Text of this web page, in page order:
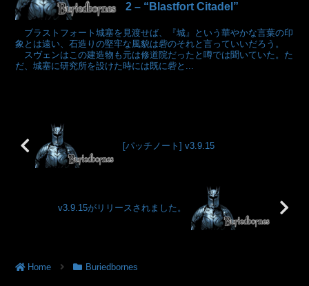
2 – “Blastfort Citadel”
ブラストフォート城塞を見渡せば、『城』という華やかな言葉の印
象とは遠い、石造りの堅牢な風貌は砦のそれと言っていいだろう。
スヴェンはこの建造物も元は修道院だったと噂では聞いていた。た
だ、城塞に研究所を設けた時には既に砦と...
[パッチノート] v3.9.15
v3.9.15がリリースされました。
Home Buriedbornes